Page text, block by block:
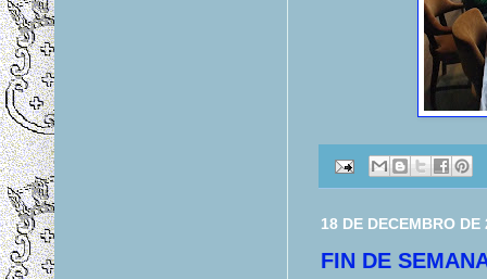
18 DE DECEMBRO DE
FIN DE